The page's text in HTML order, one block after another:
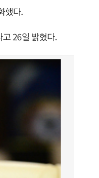
했다.
26일 밝혔다.